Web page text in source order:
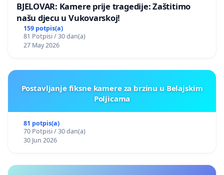
BJELOVAR: Kamere prije tragedije: Zaštitimo
našu djecu u Vukovarskoj!
159 potpis(a)
81 Potpisi / 30 dan(a)
27 May 2026
Postavljanje fiksne kamere za brzinu u Belajskim
Poljicama
81 potpis(a)
70 Potpisi / 30 dan(a)
30 Jun 2026